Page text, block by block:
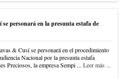
personará en la presunta estafa de
& Cusí se personará en el procedimiento
Nacional por la presunta estafa
Preciosos, la empresa Sempi ... Leer más ...